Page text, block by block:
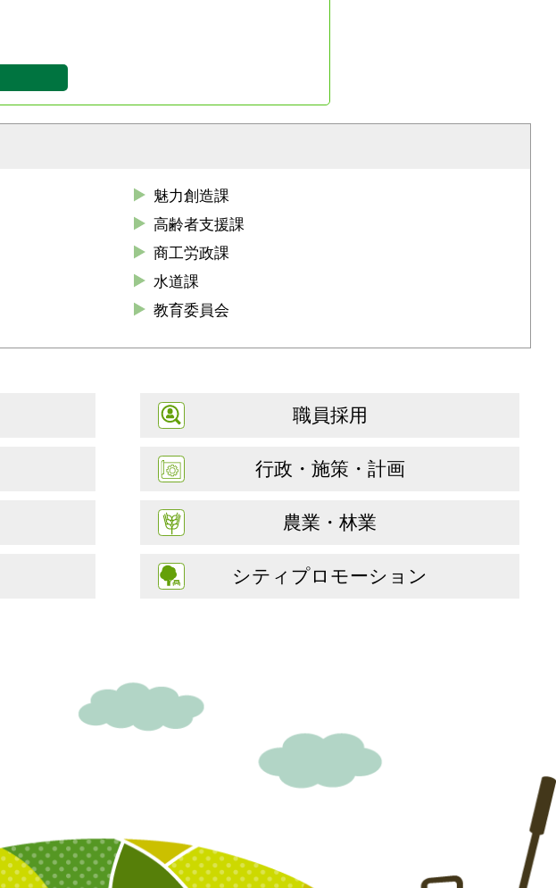
魅力創造課
高齢者支援課
商工労政課
水道課
教育委員会
職員採用
行政・施策・計画
農業・林業
シティプロモーション